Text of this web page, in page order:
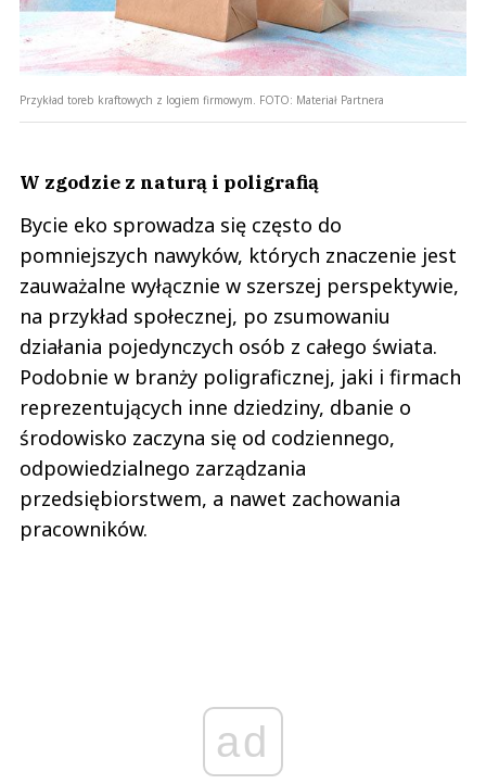
Przykład toreb kraftowych z logiem firmowym. FOTO: Materiał Partnera
W zgodzie z naturą i poligrafią
Bycie eko sprowadza się często do
pomniejszych nawyków, których znaczenie jest
zauważalne wyłącznie w szerszej perspektywie,
na przykład społecznej, po zsumowaniu
działania pojedynczych osób z całego świata.
Podobnie w branży poligraficznej, jaki i firmach
reprezentujących inne dziedziny, dbanie o
środowisko zaczyna się od codziennego,
odpowiedzialnego zarządzania
przedsiębiorstwem, a nawet zachowania
pracowników.
ad